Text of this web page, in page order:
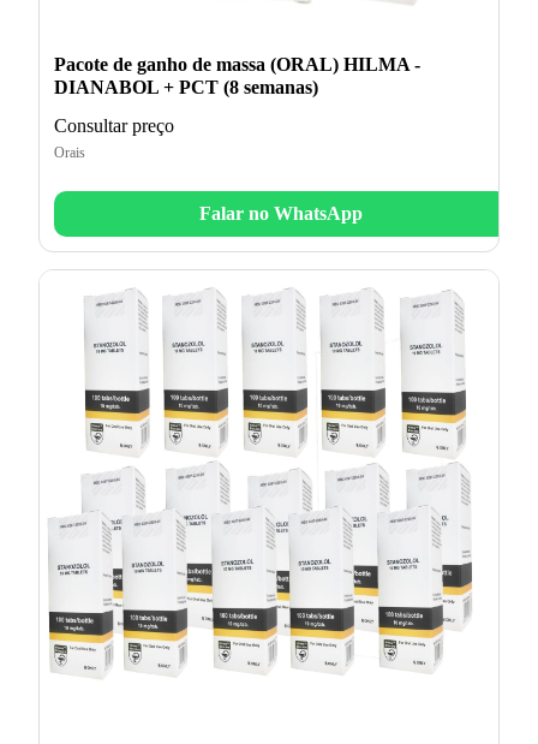
Pacote de ganho de massa (ORAL) HILMA -
DIANABOL + PCT (8 semanas)
Consultar preço
Orais
Falar no WhatsApp